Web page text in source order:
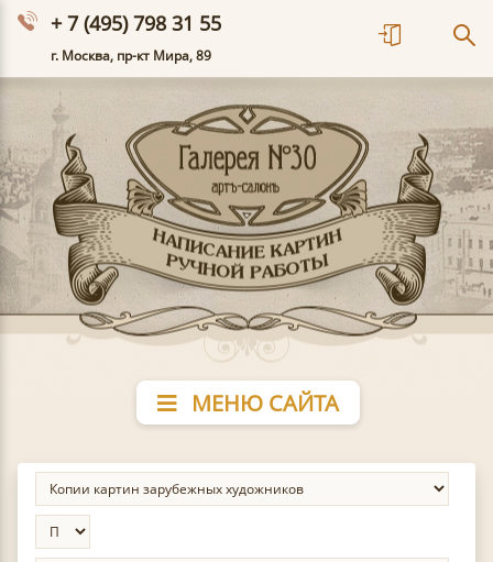
+ 7 (495) 798 31 55
г. Москва, пр-кт Мира, 89
МЕНЮ САЙТА